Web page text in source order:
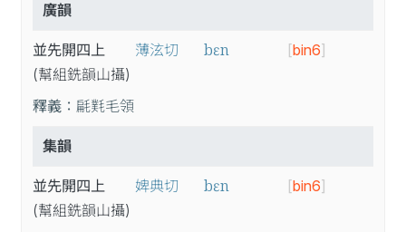
廣韻
並先開四上
(幫組銑韻山攝)
薄泫切 bɛn [bin6]
釋義： 㲢㲫毛領
集韻
並先開四上
(幫組銑韻山攝)
婢典切 bɛn [bin6]